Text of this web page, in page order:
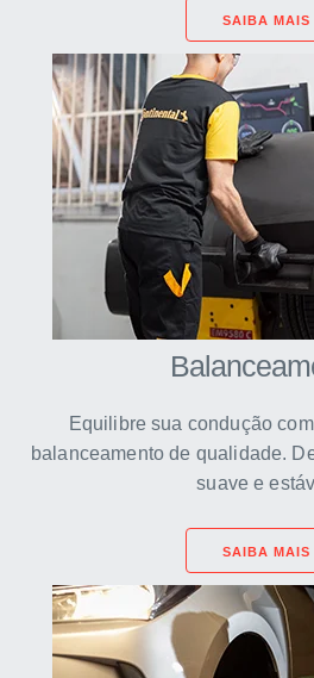
SAIBA MAIS
Equilibre sua condução
balanceamento de qualidade.
suave e
SAIBA MAIS